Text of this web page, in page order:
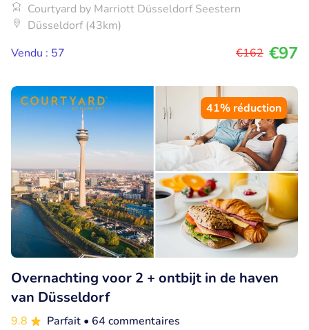
Courtyard by Marriott Düsseldorf Seestern
Düsseldorf (43km)
Vendu : 57
€162 €97
41% réduction
Overnachting voor 2 + ontbijt in de haven
van Düsseldorf
9.8 Parfait • 64 commentaires